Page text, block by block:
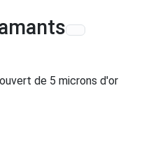
de 5 microns d'or